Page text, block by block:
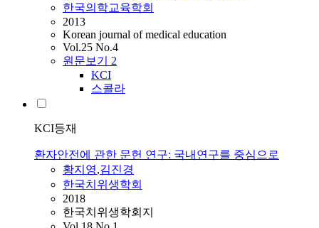
한국의학교육학회
2013
Korean journal of medical education
Vol.25 No.4
원문보기 2
KCI
스콜라
KCI등재
환자안전에 관한 문헌 연구: 국내연구를 중심으로
황지영,김진경
한국치위생학회
2018
한국치위생학회지